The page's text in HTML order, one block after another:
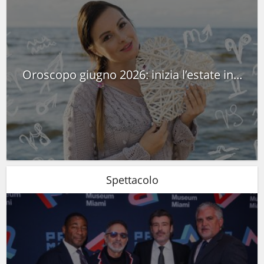
Oroscopo giugno 2026: inizia l’estate in...
Spettacolo